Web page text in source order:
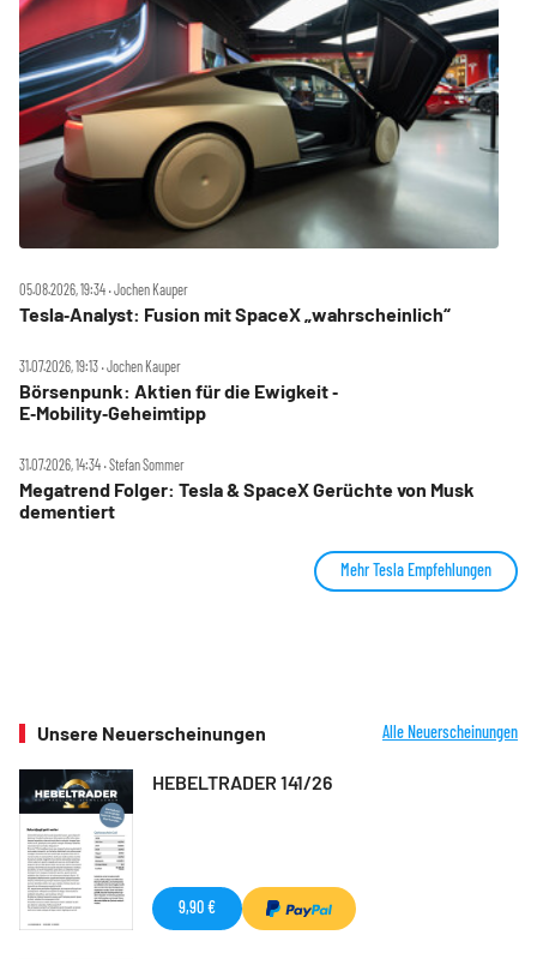
05.08.2026, 19:34 ‧ Jochen Kauper
Tesla‑Analyst: Fusion mit SpaceX „wahrscheinlich“
31.07.2026, 19:13 ‧ Jochen Kauper
Börsenpunk: Aktien für die Ewigkeit ‑
E‑Mobility‑Geheimtipp
31.07.2026, 14:34 ‧ Stefan Sommer
Megatrend Folger: Tesla & SpaceX Gerüchte von Musk
dementiert
Mehr Tesla Empfehlungen
Unsere Neuerscheinungen Alle Neuerscheinungen
HEBELTRADER 141/26
9,90 €